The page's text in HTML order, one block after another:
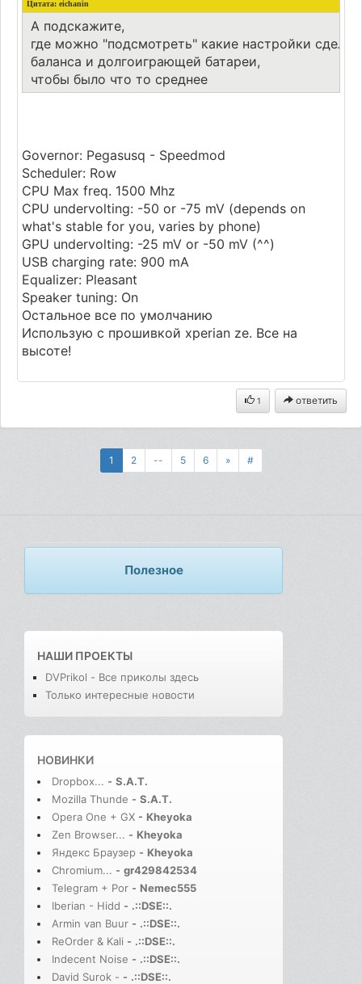
Цитата: eichanin
А подскажите,
где можно "подсмотреть" какие настройки
баланса и долгоиграющей батареи,
чтобы было что то среднее
Governor: Pegasusq - Speedmod
Scheduler: Row
CPU Max freq. 1500 Mhz
CPU undervolting: -50 or -75 mV (depends on
what's stable for you, varies by phone)
GPU undervolting: -25 mV or -50 mV (^^)
USB charging rate: 900 mA
Equalizer: Pleasant
Speaker tuning: On
Остальное все по умолчанию
Использую с прошивкой xperian ze. Все на
высоте!
1 ответить
1 2 -- 5 6 » #
Полезное
НАШИ ПРОЕКТЫ
DVPrikol - Все приколы здесь
Только интересные новости
НОВИНКИ
Dropbox... - S.A.T.
Mozilla Thunde - S.A.T.
Opera One + GX - Kheyoka
Zen Browser... - Kheyoka
Яндекс Браузер - Kheyoka
Chromium... - gr429842534
Telegram + Por - Nemec555
Iberian - Hidd - .::DSE::.
Armin van Buur - .::DSE::.
ReOrder & Kali - .::DSE::.
Indecent Noise - .::DSE::.
David Surok - - .::DSE::.